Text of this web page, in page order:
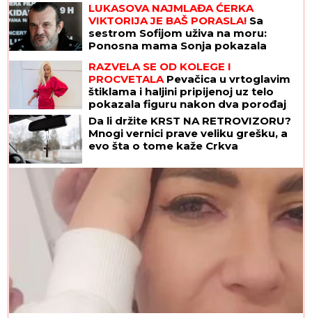
LUKASOVA NAJMLAĐA ĆERKA
VIKTORIJA JE BAŠ PORASLA! Sa
sestrom Sofijom uživa na moru:
Ponosna mama Sonja pokazala
RAZVELA SE OD KOLEGE I
PROCVETALA Pevačica u vrtoglavim
štiklama i haljini pripijenoj uz telo
pokazala figuru nakon dva porođaj
(Foto)
Da li držite KRST NA RETROVIZORU?
Mnogi vernici prave veliku grešku, a
evo šta o tome kaže Crkva